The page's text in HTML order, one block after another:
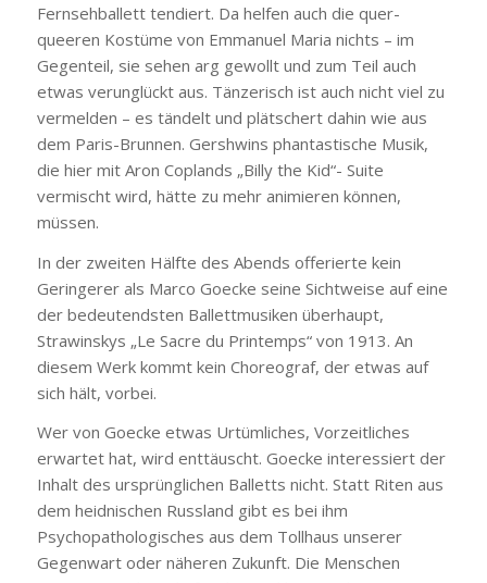
Fernsehballett tendiert. Da helfen auch die quer-
queeren Kostüme von Emmanuel Maria nichts – im
Gegenteil, sie sehen arg gewollt und zum Teil auch
etwas verunglückt aus. Tänzerisch ist auch nicht viel zu
vermelden – es tändelt und plätschert dahin wie aus
dem Paris-Brunnen. Gershwins phantastische Musik,
die hier mit Aron Coplands „Billy the Kid“- Suite
vermischt wird, hätte zu mehr animieren können,
müssen.
In der zweiten Hälfte des Abends offerierte kein
Geringerer als Marco Goecke seine Sichtweise auf eine
der bedeutendsten Ballettmusiken überhaupt,
Strawinskys „Le Sacre du Printemps“ von 1913. An
diesem Werk kommt kein Choreograf, der etwas auf
sich hält, vorbei.
Wer von Goecke etwas Urtümliches, Vorzeitliches
erwartet hat, wird enttäuscht. Goecke interessiert der
Inhalt des ursprünglichen Balletts nicht. Statt Riten aus
dem heidnischen Russland gibt es bei ihm
Psychopathologisches aus dem Tollhaus unserer
Gegenwart oder näheren Zukunft. Die Menschen